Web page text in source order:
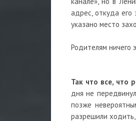
адрес, откуда его
указано место
Родителям ничего
Так что все, что
дня не
позже
разрешили